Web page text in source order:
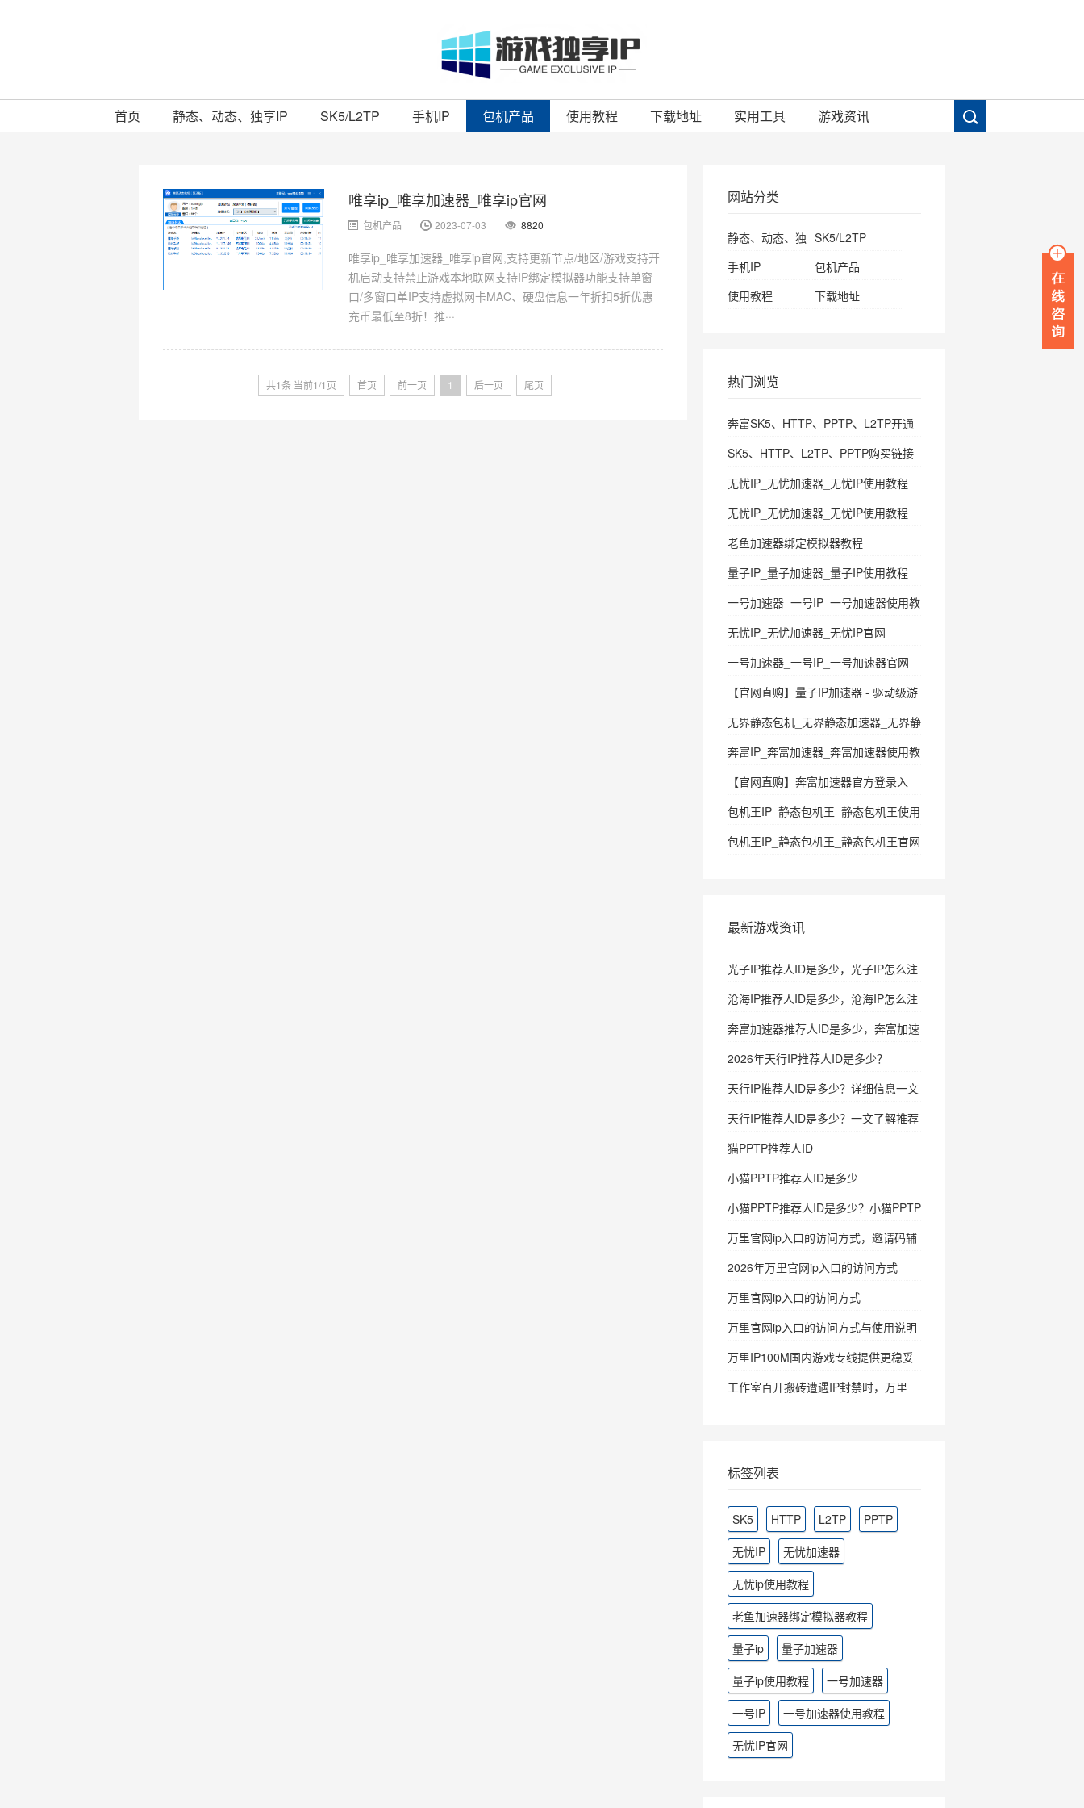
首页 静态、动态、独享IP SK5/L2TP 手机IP 包机产品 使用教程 下载地址 实用工具 游戏资讯
唯享ip_唯享加速器_唯享ip官网
包机产品 2023-07-03 8820
唯享ip_唯享加速器_唯享ip官网,支持更新节点/地区/游戏支持开
机启动支持禁止游戏本地联网支持IP绑定模拟器功能支持单窗
口/多窗口单IP支持虚拟网卡MAC、硬盘信息一年折扣5折优惠
充币最低至8折！推···
共1条 当前1/1页 首页 前一页 1 后一页 尾页
网站分类
静态、动态、独 SK5/L2TP
手机IP
包机产品
使用教程
下载地址
热门浏览
奔富SK5、HTTP、PPTP、L2TP开通
SK5、HTTP、L2TP、PPTP购买链接
无忧IP_无忧加速器_无忧IP使用教程
无忧IP_无忧加速器_无忧IP使用教程
老鱼加速器绑定模拟器教程
量子IP_量子加速器_量子IP使用教程
一号加速器_一号IP_一号加速器使用教
无忧IP_无忧加速器_无忧IP官网
一号加速器_一号IP_一号加速器官网
【官网直购】量子IP加速器 - 驱动级游
无界静态包机_无界静态加速器_无界静
奔富IP_奔富加速器_奔富加速器使用教
【官网直购】奔富加速器官方登录入
SK5/HTTP/L2TP/PPTP
包机王IP_静态包机王_静态包机王使用
包机王IP_静态包机王_静态包机王官网
最新游戏资讯
光子IP推荐人ID是多少，光子IP怎么注
沧海IP推荐人ID是多少，沧海IP怎么注
奔富加速器推荐人ID是多少，奔富加速
2026年天行IP推荐人ID是多少？
天行IP推荐人ID是多少？详细信息一文
天行IP推荐人ID是多少？一文了解推荐
猫PPTP推荐人ID
小猫PPTP推荐人ID是多少
小猫PPTP推荐人ID是多少？小猫PPTP
万里官网ip入口的访问方式，邀请码辅
2026年万里官网ip入口的访问方式
万里官网ip入口的访问方式
万里官网ip入口的访问方式与使用说明
万里IP100M国内游戏专线提供更稳妥
工作室百开搬砖遭遇IP封禁时，万里
标签列表
SK5 HTTP L2TP
PPTP
无忧IP
无忧加速器
无忧ip使用教程
老鱼加速器绑定模拟器教程
量子ip
量子加速器
量子ip使用教程
一号加速器
一号IP
一号加速器使用教程
无忧IP官网